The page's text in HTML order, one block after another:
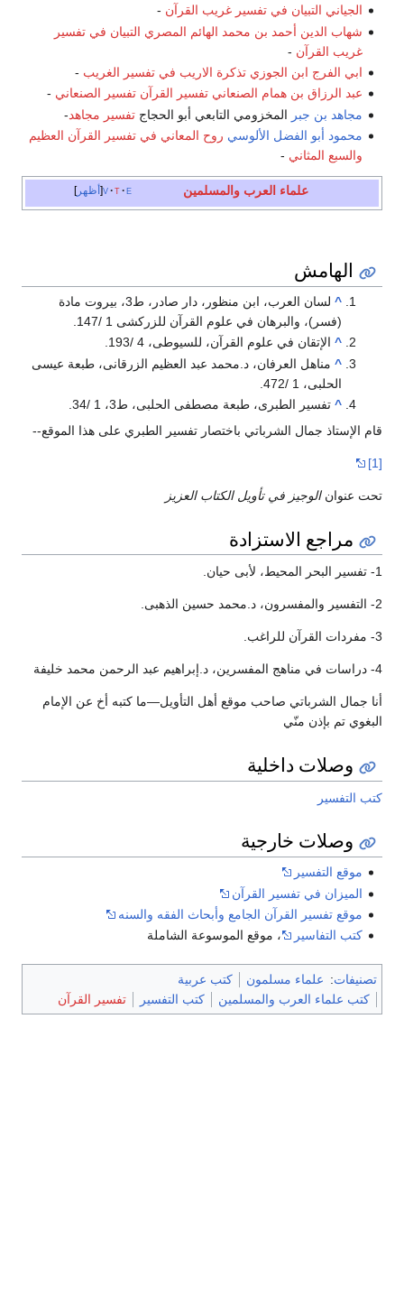
الجياني التبيان في تفسير غريب القرآن -
شهاب الدين أحمد بن محمد الهائم المصري التبيان في تفسير
غريب القرآن -
ابي الفرج ابن الجوزي تذكرة الاريب في تفسير الغريب -
عبد الرزاق بن همام الصنعاني تفسير القرآن تفسير الصنعاني -
مجاهد بن جبر المخزومي التابعي أبو الحجاجتفسير مجاهد-
محمود أبو الفضل الألوسي روح المعاني في تفسير القرآن العظيم
والسبع المثاني -
أظهر v t e علماء العرب والمسلمين
الهامش
^
لسان العرب، ابن منظور، دار صادر، ط3، بيروت مادة
(فسر)، والبرهان في علوم القرآن للزركشى 1 /147.
^ الإتقان في علوم القرآن، للسيوطى، 4 /193.
^ مناهل العرفان، د.محمد عبد العظيم الزرقانى، طبعة عيسى
الحلبى، 1 /472.
^ تفسير الطبرى، طبعة مصطفى الحلبى، ط3، 1 /34.
قام الإستاذ جمال الشرباتي باختصار تفسير الطبري على هذا الموقع--
[1]
تحت عنوانالوجيز في تأويل الكتاب العزيز
مراجع الاستزادة
1- تفسير البحر المحيط، لأبى حيان.
2- التفسير والمفسرون، د.محمد حسين الذهبى.
3- مفردات القرآن للراغب.
4- دراسات في مناهج المفسرين، د.إبراهيم عبد الرحمن محمد خليفة
أنا جمال الشرباتي صاحب موقع أهل التأويل—ما كتبه أخ عن الإمام
البغوي تم بإذن منّي
وصلات داخلية
كتب التفسير
وصلات خارجية
موقع التفسير
الميزان في تفسير القرآن
موقع تفسير القرآن الجامع وأبحاث الفقه والسنه
كتب التفاسير
، موقع الموسوعة الشاملة
تصنيفات: علماء مسلمون
كتب عربية
كتب علماء العرب والمسلمين
كتب التفسير تفسير القرآن